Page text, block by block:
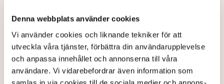
Denna webbplats använder cookies
Vi använder cookies och liknande tekniker för att
utveckla våra tjänster, förbättra din användarupplevelse
och anpassa innehållet och annonserna till våra
användare. Vi vidarebefordrar även information som
sedan 28 juli.
Polisen kritiseras för bristande agerande vid
aktionerna.
Polisinspektör Anna-Lena Mann förklarar polisens
agerande på plats.